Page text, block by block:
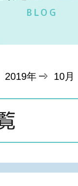
BLOG
2019年 10月